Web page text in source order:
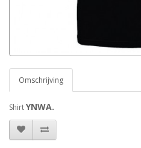
Omschrijving
ShirtYNWA.